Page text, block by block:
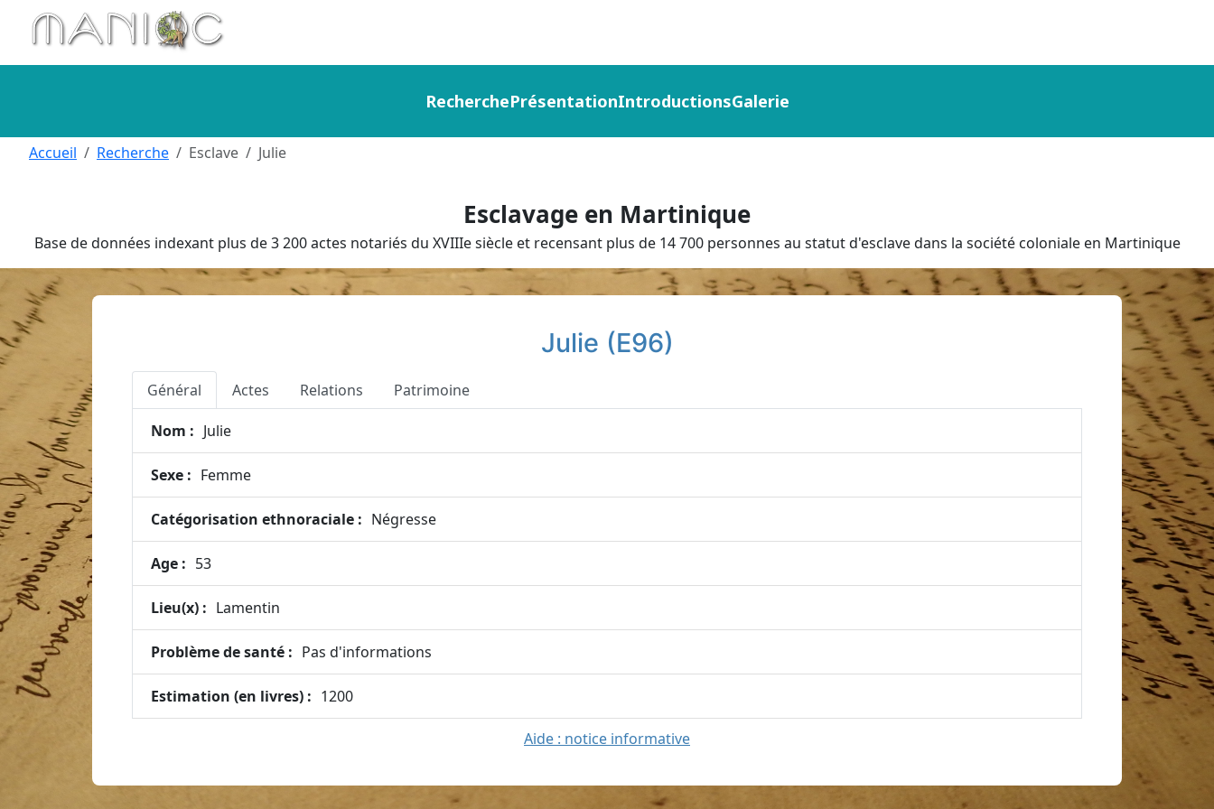
Aller au contenu principal
RecherchePrésentationIntroductionsGalerie
Esclavage en Martinique
Base de données indexant plus de 3 200 actes notariés du XVIIIe siècle et recensant plus de 14 700 personnes au statut d'esclave dans la société coloniale en Martinique
Accueil Recherche Esclave Julie
Julie (E96)
Général Actes Relations Patrimoine
Nom : Julie
Sexe : Femme
Catégorisation ethnoraciale : Négresse
Age : 53
Lieu(x) : Lamentin
Problème de santé : Pas d'informations
Estimation (en livres) : 1200
Aide : notice informative